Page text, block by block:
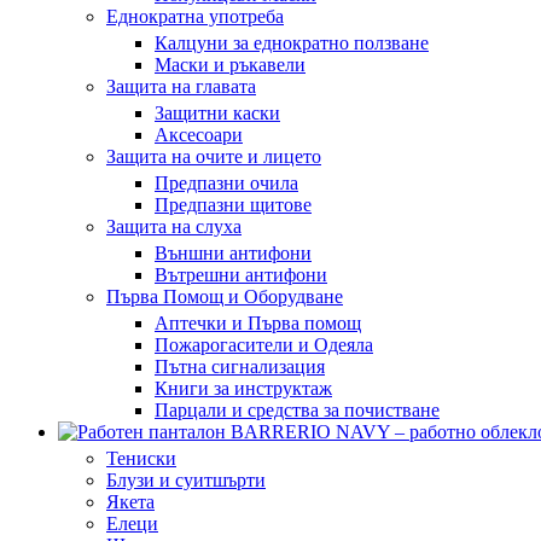
Еднократна употреба
Калцуни за еднократно ползване
Маски и ръкавели
Защита на главата
Защитни каски
Аксесоари
Защита на очите и лицето
Предпазни очила
Предпазни щитове
Защита на слуха
Външни антифони
Вътрешни антифони
Първа Помощ и Оборудване
Аптечки и Първа помощ
Пожарогасители и Одеяла
Пътна сигнализация
Книги за инструктаж
Парцали и средства за почистване
Тениски
Блузи и суитшърти
Якета
Елеци